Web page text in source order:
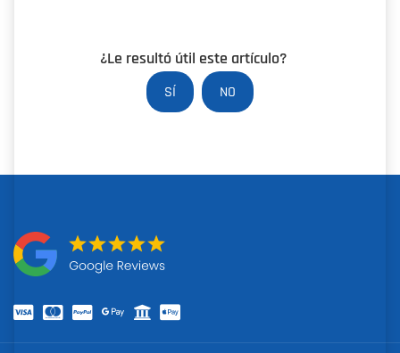
¿Le resultó útil este artículo?
SÍ NO